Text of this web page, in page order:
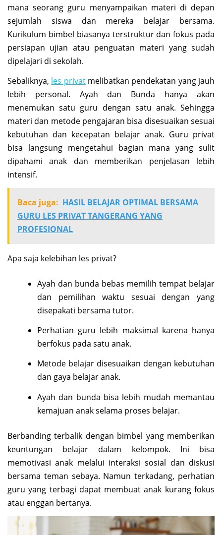
mana seorang guru menyampaikan materi di depan
sejumlah siswa dan mereka belajar bersama.
Kurikulum bimbel biasanya terstruktur dan fokus pada
persiapan ujian atau penguatan materi yang sudah
dipelajari di sekolah.
Sebaliknya, les privatmelibatkan pendekatan yang jauh
lebih personal. Ayah dan Bunda hanya akan
menemukan satu guru dengan satu anak. Sehingga
materi dan metode pengajaran bisa disesuaikan sesuai
kebutuhan dan kecepatan belajar anak. Guru privat
bisa langsung mengetahui bagian mana yang sulit
dipahami anak dan memberikan penjelasan lebih
intensif.
Baca juga: HASIL BELAJAR OPTIMAL BERSAMA
GURU LES PRIVAT TANGERANG YANG
PROFESIONAL
Apa saja kelebihan les privat?
Ayah dan bunda bebas memilih tempat belajar
dan pemilihan waktu sesuai dengan yang
disepakati bersama tutor.
Perhatian guru lebih maksimal karena hanya
berfokus pada satu anak.
Metode belajar disesuaikan dengan kebutuhan
dan gaya belajar anak.
Ayah dan bunda bisa lebih mudah memantau
kemajuan anak selama proses belajar.
Berbanding terbalik dengan bimbel yang memberikan
keuntungan belajar dalam kelompok. Ini bisa
memotivasi anak melalui interaksi sosial dan diskusi
bersama teman sebaya. Namun terkadang, perhatian
guru yang terbagi dapat membuat anak kurang fokus
atau enggan bertanya.